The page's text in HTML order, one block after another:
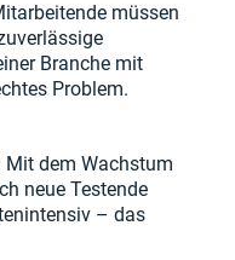
müssen
Branche mit
Problem.
Mit dem Wachstum
neue Testende
– das